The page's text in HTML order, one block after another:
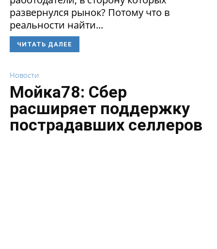
развернулся рынок? Потому что в
реальности найти...
ЧИТАТЬ ДАЛЕЕ
Новости
Мойка78: Сбер
расширяет поддержку
пострадавших селлеров